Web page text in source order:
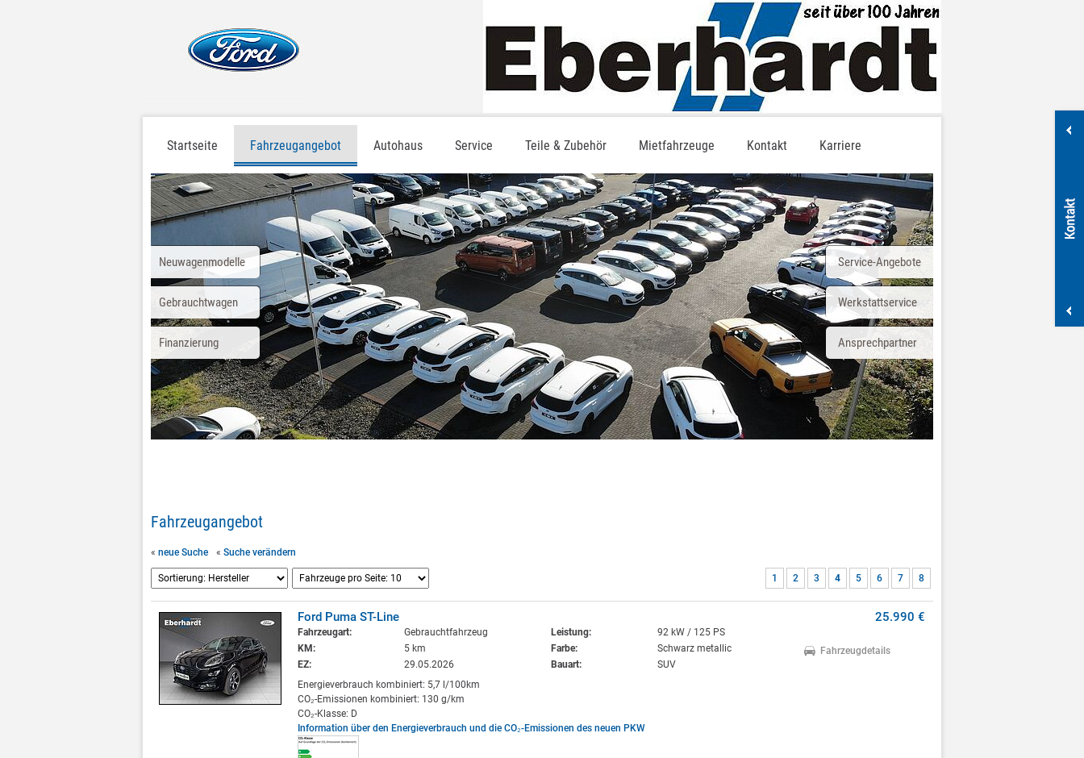
Startseite Fahrzeugangebot Autohaus Service Teile & Zubehör Mietfahrzeuge Kontakt Karriere
Neuwagenmodelle
Gebrauchtwagen
Finanzierung
Service-Angebote
Werkstattservice
Ansprechpartner
Fahrzeugangebot
« neue Suche « Suche verändern
1 2 3 4 5 6 7 8
Ford Puma ST-Line
Fahrzeugart:
Gebrauchtfahrzeug
KM:
5 km
EZ:
29.05.2026
Leistung:
92 kW / 125 PS
Farbe:
Schwarz metallic
Bauart:
SUV
Energieverbrauch kombiniert: 5,7 l/100km
CO₂-Emissionen kombiniert: 130 g/km
CO₂-Klasse: D
Information über den Energieverbrauch und die CO₂-Emissionen des neuen PKW
25.990 €
Fahrzeugdetails